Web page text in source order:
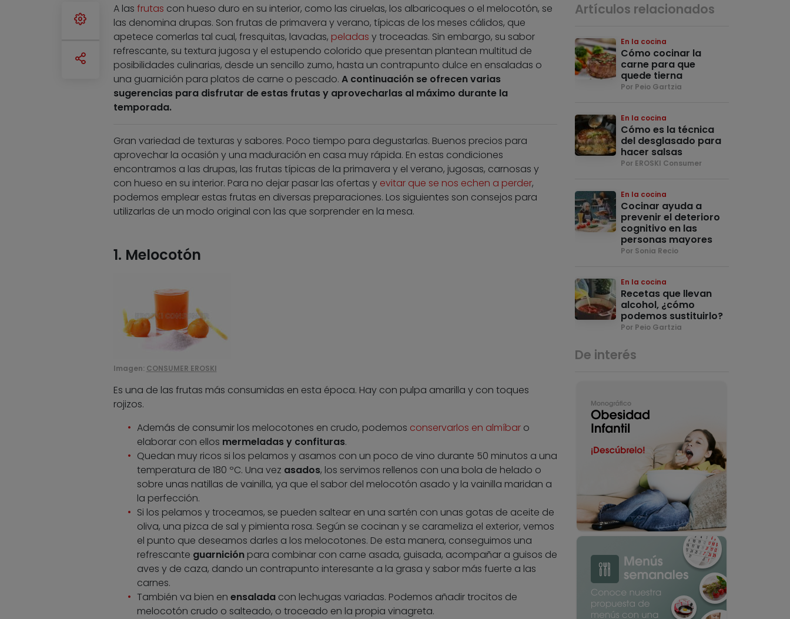
A las frutas con hueso duro en su interior, como las ciruelas, los albaricoques o el melocotón, se
las denomina drupas. Son frutas de primavera y verano, típicas de los meses cálidos, que
apetece comerlas tal cual, fresquitas, lavadas, peladas y troceadas. Sin embargo, su sabor
refrescante, su textura jugosa y el estupendo colorido que presentan plantean multitud de
posibilidades culinarias, desde un sencillo zumo, hasta un contrapunto dulce en ensaladas o
una guarnición para platos de carne o pescado. A continuación se ofrecen varias
sugerencias para disfrutar de estas frutas y aprovecharlas al máximo durante la
temporada.
Gran variedad de texturas y sabores. Poco tiempo para degustarlas. Buenos precios para
aprovechar la ocasión y una maduración en casa muy rápida. En estas condiciones
encontramos a las drupas, las frutas típicas de la primavera y el verano, jugosas, carnosas y
con hueso en su interior. Para no dejar pasar las ofertas y evitar que se nos echen a perder,
podemos emplear estas frutas en diversas preparaciones. Los siguientes son consejos para
utilizarlas de un modo original con las que sorprender en la mesa.
1. Melocotón
Imagen: CONSUMER EROSKI
Es una de las frutas más consumidas en esta época. Hay con pulpa amarilla y con toques
rojizos.
Además de consumir los melocotones en crudo, podemos conservarlos en almíbaro
elaborar con ellos mermeladas y confituras.
Quedan muy ricos si los pelamos y asamos con un poco de vino durante 50 minutos a una
temperatura de 180 ºC. Una vez asados, los servimos rellenos con una bola de helado o
sobre unas natillas de vainilla, ya que el sabor del melocotón asado y la vainilla maridan a
la perfección.
Si los pelamos y troceamos, se pueden saltear en una sartén con unas gotas de aceite de
oliva, una pizca de sal y pimienta rosa. Según se cocinan y se carameliza el exterior, vemos
el punto que deseamos darles a los melocotones. De esta manera, conseguimos una
refrescante guarniciónpara combinar con carne asada, guisada, acompañar a guisos de
aves y de caza, dando un contrapunto interesante a la grasa y sabor más fuerte a las
carnes.
También va bien en ensaladacon lechugas variadas. Podemos añadir trocitos de
melocotón crudo o salteado, o troceado en la propia vinagreta.
Artículos relacionados
En la cocina
Cómo cocinar la
carne para que
quede tierna
Por Peio Gartzia
En la cocina
Cómo es la técnica
del desglasado para
hacer salsas
Por EROSKI Consumer
En la cocina
Cocinar ayuda a
prevenir el deterioro
cognitivo en las
personas mayores
Por Sonia Recio
En la cocina
Recetas que llevan
alcohol, ¿cómo
podemos sustituirlo?
Por Peio Gartzia
De interés